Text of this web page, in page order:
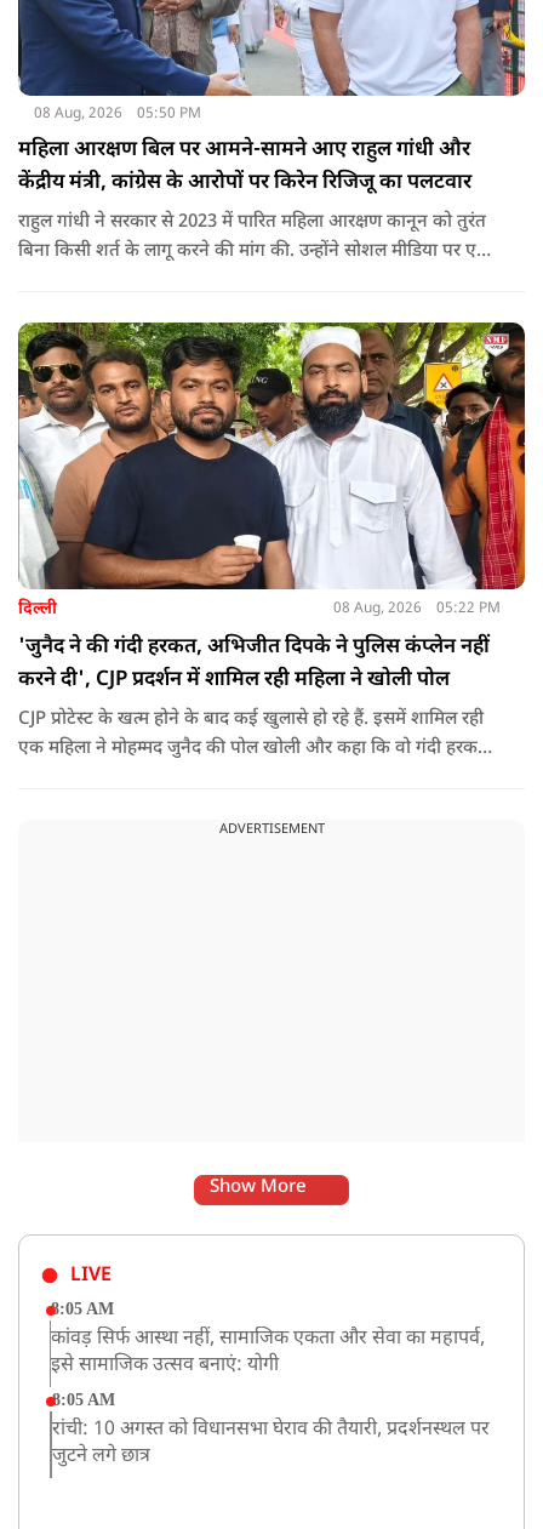
08 Aug, 2026 05:50 PM
महिला आरक्षण बिल पर आमने-सामने आए राहुल गांधी और
केंद्रीय मंत्री, कांग्रेस के आरोपों पर किरेन रिजिजू का पलटवार
राहुल गांधी ने सरकार से 2023 में पारित महिला आरक्षण कानून को तुरंत
बिना किसी शर्त के लागू करने की मांग की. उन्होंने सोशल मीडिया पर एक
दिल्ली 08 Aug, 2026 05:22 PM
'जुनैद ने की गंदी हरकत, अभिजीत दिपके ने पुलिस कंप्लेन नहीं
करने दी', CJP प्रदर्शन में शामिल रही महिला ने खोली पोल
CJP प्रोटेस्ट के खत्म होने के बाद कई खुलासे हो रहे हैं. इसमें शामिल रही
एक महिला ने मोहम्मद जुनैद की पोल खोली और कहा कि वो गंदी हरकतें
ADVERTISEMENT
Show More
LIVE
8:05 AM
कांवड़ सिर्फ आस्था नहीं, सामाजिक एकता और सेवा का महापर्व,
इसे सामाजिक उत्सव बनाएं: योगी
8:05 AM
रांची: 10 अगस्त को विधानसभा घेराव की तैयारी, प्रदर्शनस्थल पर
जुटने लगे छात्र